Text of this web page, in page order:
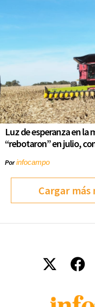
Luz de esperanza en la
“rebotaron” en julio,
Porinfocampo
Cargar más